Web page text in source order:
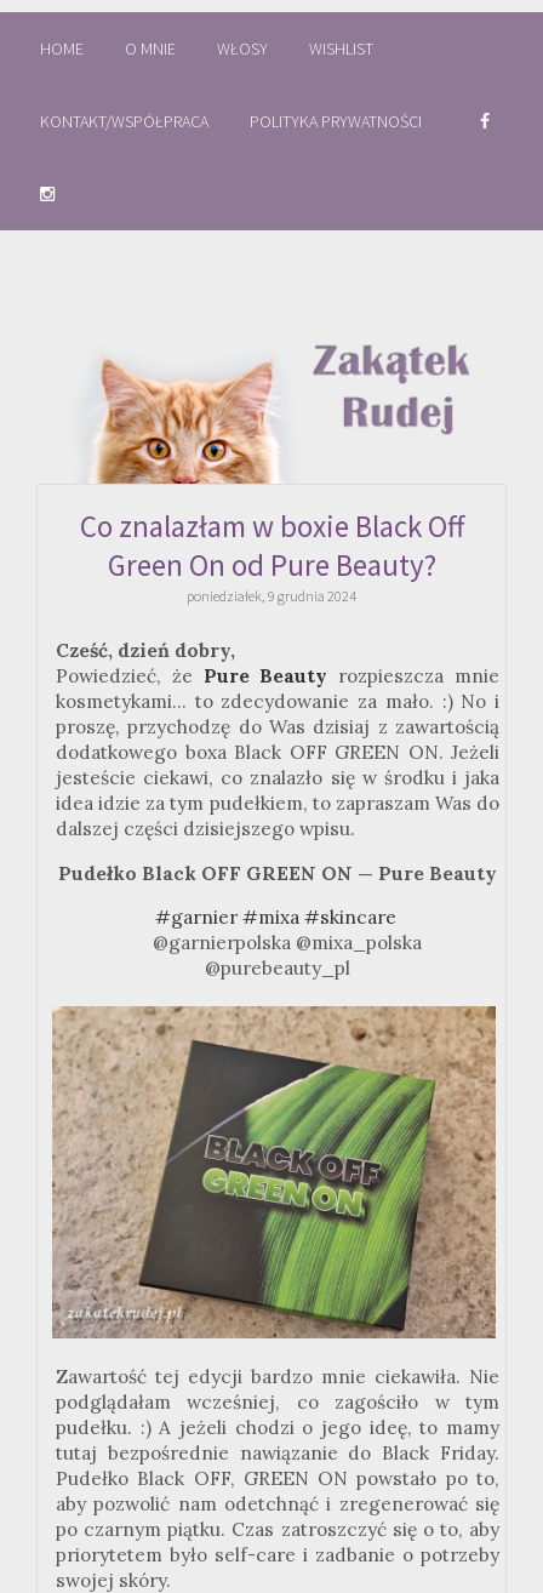
HOME O MNIE WŁOSY WISHLIST
KONTAKT/WSPÓŁPRACA POLITYKA PRYWATNOŚCI
Co znalazłam w boxie Black Off
Green On od Pure Beauty?
poniedziałek, 9 grudnia 2024
Cześć, dzień dobry,
Powiedzieć, że Pure Beauty rozpieszcza mnie
kosmetykami... to zdecydowanie za mało. :) No i
proszę, przychodzę do Was dzisiaj z zawartością
dodatkowego boxa Black OFF GREEN ON. Jeżeli
jesteście ciekawi, co znalazło się w środku i jaka
idea idzie za tym pudełkiem, to zapraszam Was do
dalszej części dzisiejszego wpisu.
Pudełko Black OFF GREEN ON — Pure Beauty
#garnier #mixa #skincare
@garnierpolska @mixa_polska
@purebeauty_pl
Zawartość tej edycji bardzo mnie ciekawiła. Nie
podglądałam wcześniej, co zagościło w tym
pudełku. :) A jeżeli chodzi o jego ideę, to mamy
tutaj bezpośrednie nawiązanie do Black Friday.
Pudełko Black OFF, GREEN ON powstało po to,
aby pozwolić nam odetchnąć i zregenerować się
po czarnym piątku. Czas zatroszczyć się o to, aby
priorytetem było self-care i zadbanie o potrzeby
swojej skóry.